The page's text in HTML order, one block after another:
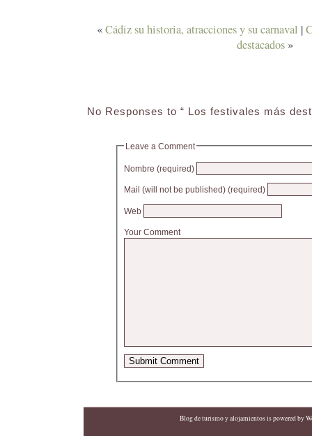
«Cádiz su historia, atracciones y su carnaval |
destacados»
No Responses to “ Los festivales más
Leave a Comment
Nombre (required)
Mail (will not be published) (required)
Web
Your Comment
Blog de turismo y alojamientosis powered by